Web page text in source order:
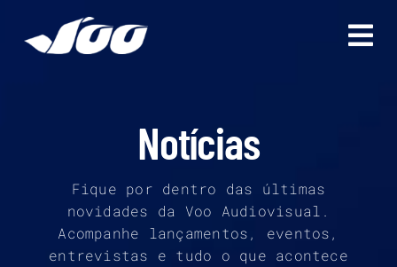
para
Notícias
Fique por dentro das últimas
novidades da Voo Audiovisual.
Acompanhe lançamentos, eventos,
entrevistas e tudo o que acontece